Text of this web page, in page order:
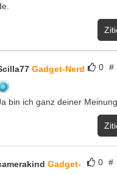
0 #
Gadget-Nerd
bin ich ganz deiner Meinung
0 #
Gadget-